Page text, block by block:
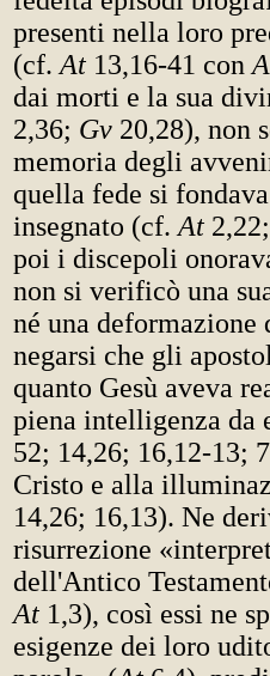
presenti nella loro
(cf. At 13,16-41 con
dai morti e la sua
2,36; Gv 20,28), non
memoria degli
quella fede si
insegnato (cf. At
poi i discepoli
non si verificò una
né una deformazione
negarsi che gli
quanto Gesù aveva
piena intelligenza da
52; 14,26; 16,12-13;
Cristo e alla
14,26; 16,13). Ne
risurrezione
dell'Antico
At 1,3), così essi ne
esigenze dei loro